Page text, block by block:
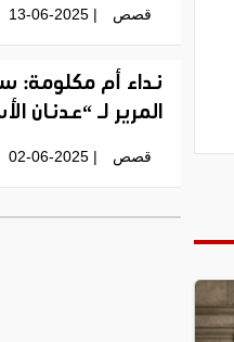
قصص | 13-06-2025
نداء أم مكلومة:
المرير لـ “عدنان
قصص | 02-06-2025